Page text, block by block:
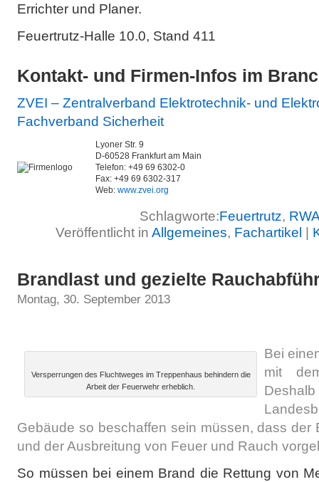
Errichter und Planer.
Feuertrutz-Halle 10.0, Stand 411
Kontakt- und Firmen-Infos im
ZVEI – Zentralverband Elektrotechnik- und
Fachverband Sicherheit
Lyoner Str. 9
D-60528 Frankfurt am Main
Telefon: +49 69 6302-0
Fax: +49 69 6302-317
Web: www.zvei.org
Schlagworte:Feuertrutz,
Veröffentlicht in Allgemeines, Fachartikel |
Brandlast und gezielte
Montag, 30. September 2013
Versperrungen des Fluchtweges im Treppenhaus behindern die
Arbeit der Feuerwehr erheblich.
Bei
mit
Gebäude so beschaffen sein müssen, dass der
und der Ausbreitung von Feuer und Rauch
So müssen bei einem Brand die Rettung von